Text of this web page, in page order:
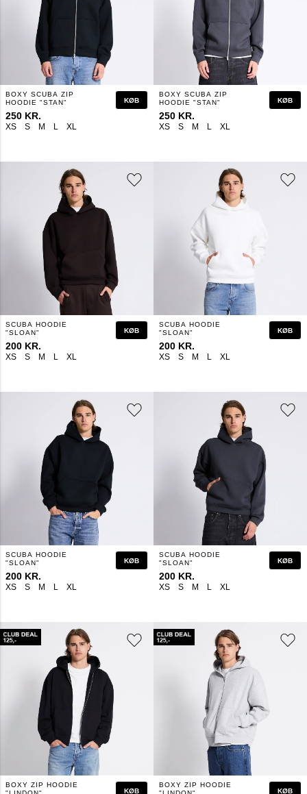
XS S M L XL
BOXY SCUBA ZIP
HOODIE "STAN"
250 KR.
KØB
XS S M L XL
BOXY SCUBA ZIP
HOODIE "STAN"
250 KR.
KØB
XS S M L XL
SCUBA HOODIE
"SLOAN"
200 KR.
KØB
XS S M L XL
SCUBA HOODIE
"SLOAN"
200 KR.
KØB
XS S M L XL
SCUBA HOODIE
"SLOAN"
200 KR.
KØB
XS S M L XL
SCUBA HOODIE
"SLOAN"
200 KR.
KØB
BOXY ZIP HOODIE
KØB
BOXY ZIP HOODIE
KØB